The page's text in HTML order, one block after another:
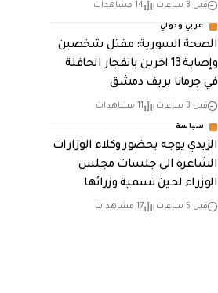
قبل 3 ساعات 14 مشاهدات
عربي ودولي
الصحة السورية: مقتل شخصين
وإصابة 13 اخرين بانفجار الحافلة
في جرمانا بريف دمشق
قبل 3 ساعات 11 مشاهدات
سياسة
الزيدي يوجه بحضور وكلاء الوزارات
الشاغرة الى جلسات مجلس
الوزراء لحين تسمية وزرائها
قبل 5 ساعات 17 مشاهدات